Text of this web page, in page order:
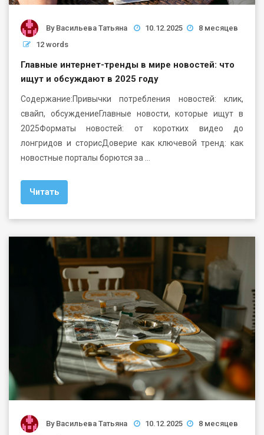
By Васильева Татьяна 10.12.2025
8 месяцев
12 words
Главные интернет-тренды в мире новостей: что
ищут и обсуждают в 2025 году
Содержание:Привычки потребления новостей: клик,
свайп, обсуждениеГлавные новости, которые ищут в
2025Форматы новостей: от коротких видео до
лонгридов и сторисДоверие как ключевой тренд: как
новостные порталы борются за …
Читать
By Васильева Татьяна 10.12.2025
8 месяцев